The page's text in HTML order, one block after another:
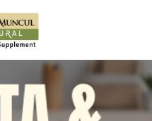
©2022 Sidomuncul Natural All right reserved